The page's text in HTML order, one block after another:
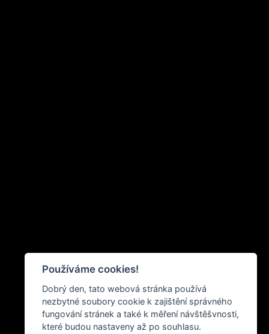
Používáme cookies!
Dobrý den, tato webová stránka používá
nezbytné soubory cookie k zajištění správného
fungování stránek a také k měření návštěšvnosti,
které budou nastaveny až po souhlasu.